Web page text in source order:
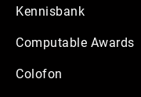
Kennisbank
Computable Awards
Colofon